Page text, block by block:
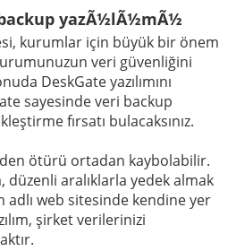
yazÃ½lÃ½mÃ½
kurumlar için büyük bir önem
veri güvenliğini
DeskGate yazılımını
sayesinde veri backup
fırsatı bulacaksınız.
ötürü ortadan kaybolabilir.
düzenli aralıklarla yedek almak
adlı web sitesinde kendine yer
şirket verilerinizi